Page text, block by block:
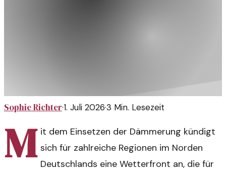
Sophie Richter·1. Juli 2026·3 Min. Lesezeit
M it dem Einsetzen der Dämmerung kündigt
sich für zahlreiche Regionen im Norden
Deutschlands eine Wetterfront an, die für